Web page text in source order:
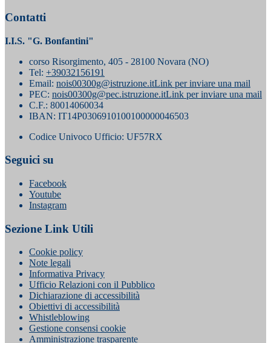
Contatti
I.I.S. "G. Bonfantini"
corso Risorgimento, 405 - 28100 Novara (NO)
Tel: +39032156191
Email: nois00300g@istruzione.itLink per inviare una mail
PEC: nois00300g@pec.istruzione.itLink per inviare una mail
C.F.: 80014060034
IBAN: IT14P0306910100100000046503
Codice Univoco Ufficio: UF57RX
Seguici su
Facebook
Youtube
Instagram
Sezione Link Utili
Cookie policy
Note legali
Informativa Privacy
Ufficio Relazioni con il Pubblico
Dichiarazione di accessibilità
Obiettivi di accessibilità
Whistleblowing
Gestione consensi cookie
Amministrazione trasparente